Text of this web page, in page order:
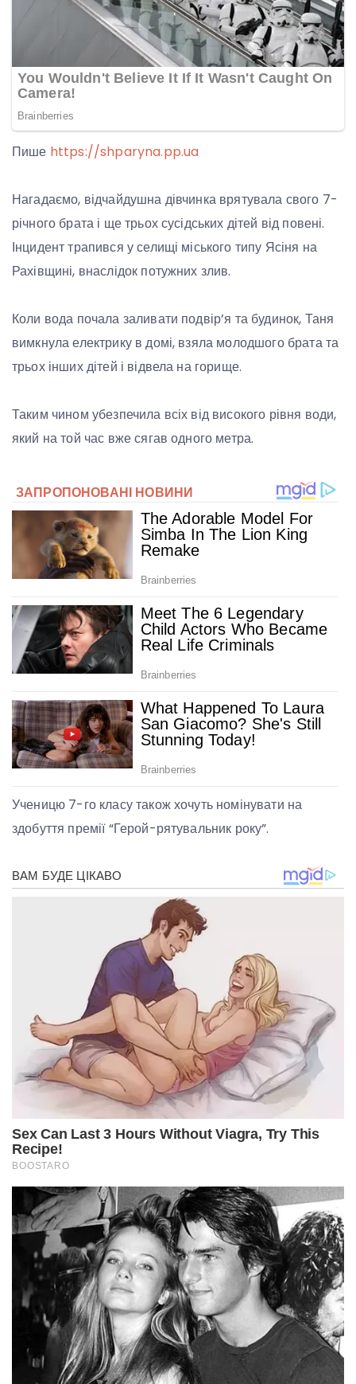
Пише https://shparyna.pp.ua
Нагадаємо, відчайдушна дівчинка врятувала свого 7-
річного брата і ще трьох сусідських дітей від повені.
Інцидент трапився у селищі міського типу Ясіня на
Рахівщині, внаслідок потужних злив.
Коли вода почала заливати подвір’я та будинок, Таня
вимкнула електрику в домі, взяла молодшого брата та
трьох інших дітей і відвела на горище.
Таким чином убезпечила всіх від високого рівня води,
який на той час вже сягав одного метра.
Ученицю 7-го класу також хочуть номінувати на
здобуття премії “Герой-рятувальник року”.